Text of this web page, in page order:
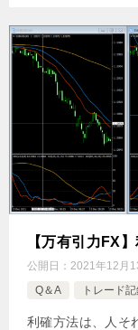
【万有引力FX
公開日： 2021年12月
Q＆A
トレード
利確方法は、人そ